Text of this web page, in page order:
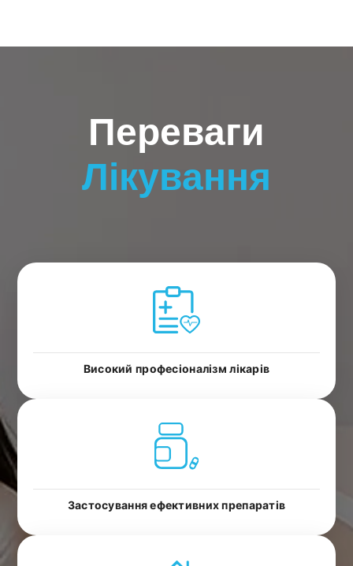
Переваги
Лікування
Високий професіоналізм лікарів
Застосування ефективних препаратів